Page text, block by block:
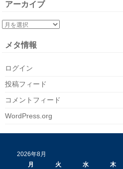
アーカイブ
メタ情報
ログイン
投稿フィード
コメントフィード
WordPress.org
2026年8月
月
火 水 木